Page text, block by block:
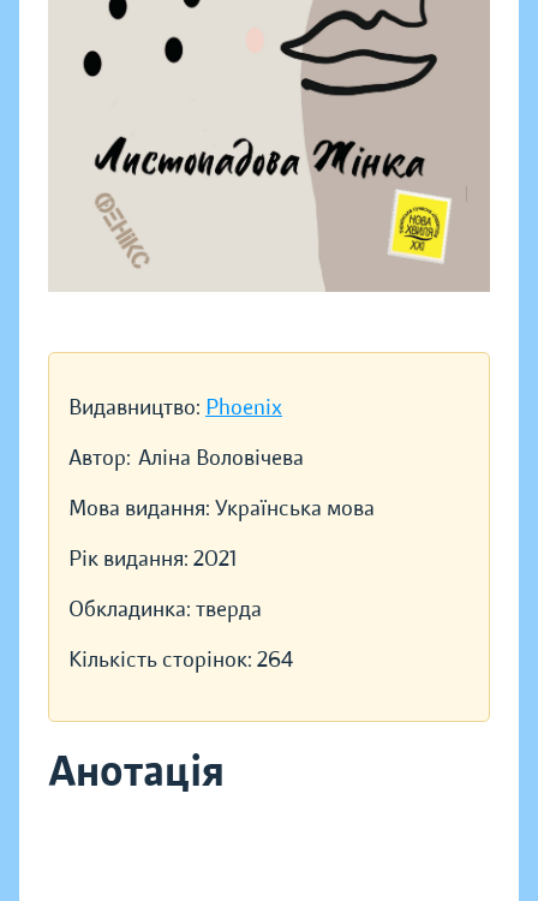
Видавництво: Phoenix
Автор: Аліна Воловічева
Мова видання: Українська мова
Рік видання: 2021
Обкладинка: тверда
Кількість сторінок: 264
Анотація